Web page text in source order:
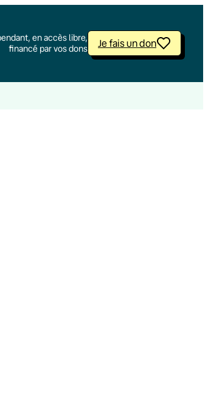
en accès libre,
financé par vos dons
Je fais un don